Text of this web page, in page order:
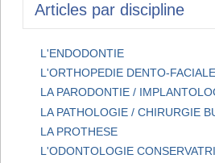
Articles par discipline
L'ENDODONTIE
L'ORTHOPEDIE DENTO-FACIALE
LA PARODONTIE /
LA PATHOLOGIE / CHIRURGIE
LA PROTHESE
L'ODONTOLOGIE